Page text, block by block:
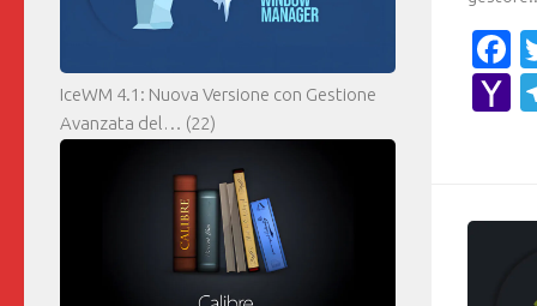
IceWM 4.1: Nuova Versione con Gestione
Avanzata del… (22)